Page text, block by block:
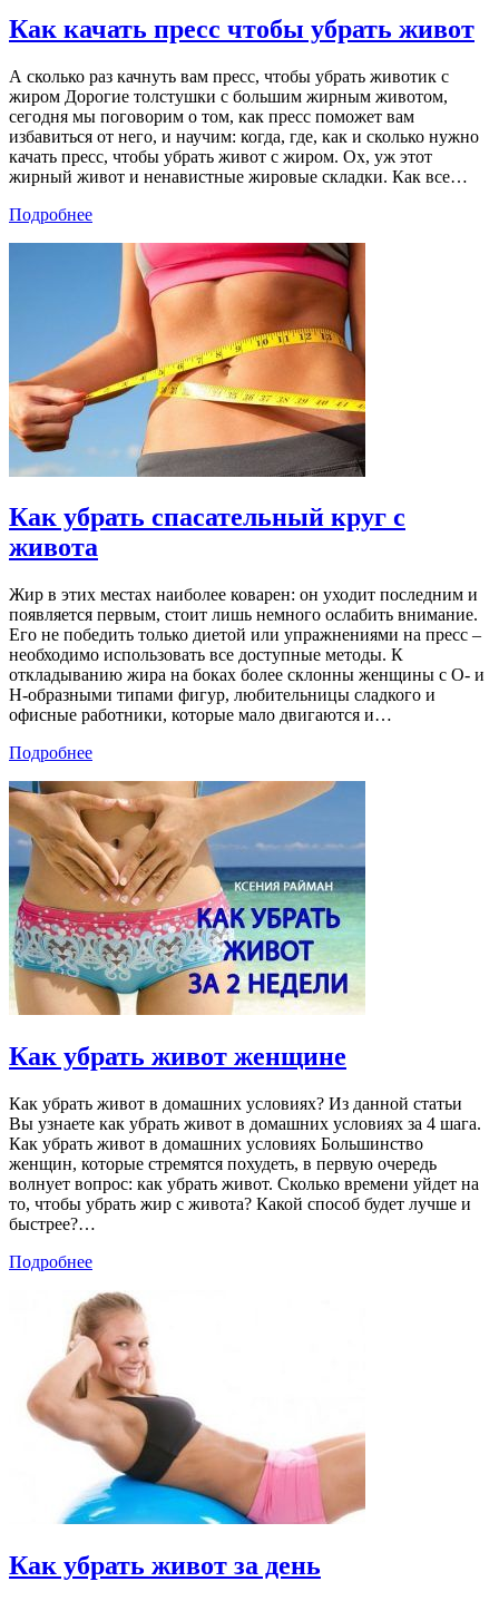
Как качать пресс чтобы убрать живот
А сколько раз качнуть вам пресс, чтобы убрать животик с
жиром Дорогие толстушки с большим жирным животом,
сегодня мы поговорим о том, как пресс поможет вам
избавиться от него, и научим: когда, где, как и сколько нужно
качать пресс, чтобы убрать живот с жиром. Ох, уж этот
жирный живот и ненавистные жировые складки. Как все…
Подробнее
Как убрать спасательный круг с
живота
Жир в этих местах наиболее коварен: он уходит последним и
появляется первым, стоит лишь немного ослабить внимание.
Его не победить только диетой или упражнениями на пресс –
необходимо использовать все доступные методы. К
откладыванию жира на боках более склонны женщины с О- и
Н-образными типами фигур, любительницы сладкого и
офисные работники, которые мало двигаются и…
Подробнее
Как убрать живот женщине
Как убрать живот в домашних условиях? Из данной статьи
Вы узнаете как убрать живот в домашних условиях за 4 шага.
Как убрать живот в домашних условиях Большинство
женщин, которые стремятся похудеть, в первую очередь
волнует вопрос: как убрать живот. Сколько времени уйдет на
то, чтобы убрать жир с живота? Какой способ будет лучше и
быстрее?…
Подробнее
Как убрать живот за день